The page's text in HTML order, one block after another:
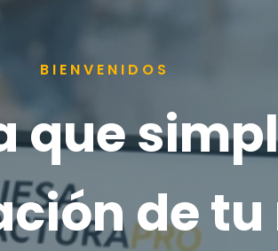
BIENVENIDOS
que
de tu